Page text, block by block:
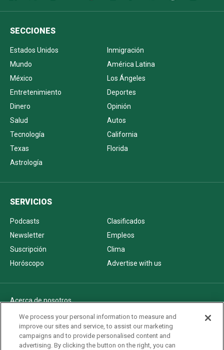
SECCIONES
Estados Unidos
Inmigración
Mundo
América Latina
México
Los Ángeles
Entretenimiento
Deportes
Dinero
Opinión
Salud
Autos
Tecnología
California
Texas
Florida
Astrología
SERVICIOS
Podcasts
Clasificados
Newsletter
Empleos
Suscripción
Clima
Horóscopo
Advertise with us
Acerca de nosotros
Politica de privacidad
Pautas Editoriales
AdChoices
We process your personal information to measure and
improve our sites and service, to assist our marketing
campaigns and to provide personalised content and
advertising. By clicking the button on the right, you can